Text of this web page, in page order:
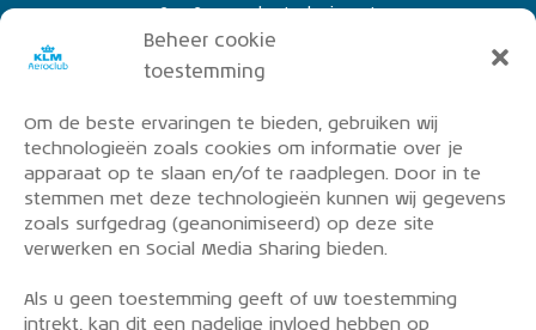
Beheer cookie
toestemming
Om de beste ervaringen te bieden, gebruiken wij
technologieën zoals cookies om informatie over je
apparaat op te slaan en/of te raadplegen. Door in te
stemmen met deze technologieën kunnen wij gegevens
zoals surfgedrag (geanonimiseerd) op deze site
verwerken en Social Media Sharing bieden.
Als u geen toestemming geeft of uw toestemming
intrekt, kan dit een nadelige invloed hebben op
PRIVACY POLICY
OVER DE KLM AEROCLUB
VLIEGLESSEN
VLOOT